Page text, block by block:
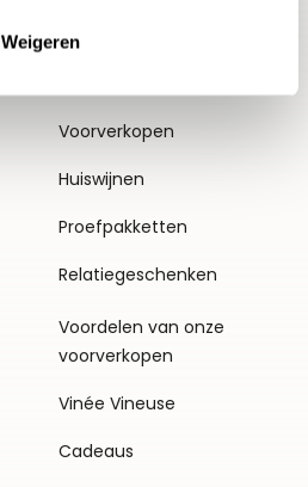
WeigerenThema's
Voorverkopen
Huiswijnen
Proefpakketten
Relatiegeschenken
Voordelen van onze
voorverkopen
Vinée Vineuse
Cadeaus